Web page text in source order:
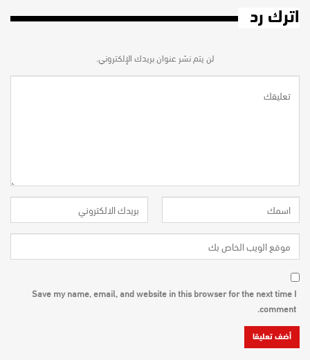
اترك رد
لن يتم نشر عنوان بريدك الإلكتروني.
Save my name, email, and website in this browser for the next time I
comment.